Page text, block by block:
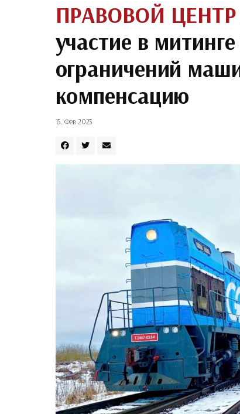
ПРАВОВОЙ ЦЕНТР
участие в
ограничений
компенсацию
15. Фев 2023